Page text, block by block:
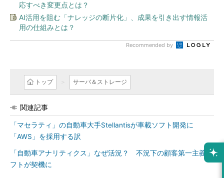
応すべき変更点とは？
AI活用を阻む「ナレッジの断片化」、成果を引き出す情報活
用の仕組みとは？
Recommended by
トップ サーバ＆ストレージ
関連記事
「マセラティ」の自動車大手Stellantisが車載ソフト開発に
「AWS」を採用する訳
「自動車アナリティクス」なぜ活況？ 不況下の顧客第一主義シ
フトが契機に